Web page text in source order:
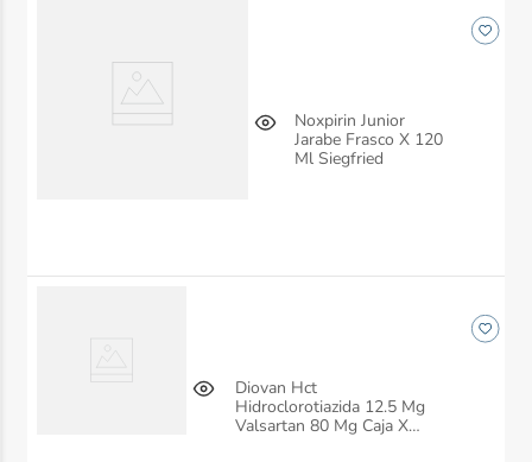
Noxpirin Junior
Jarabe Frasco X 120
Ml Siegfried
Diovan Hct
Hidroclorotiazida 12.5 Mg
Valsartan 80 Mg Caja X